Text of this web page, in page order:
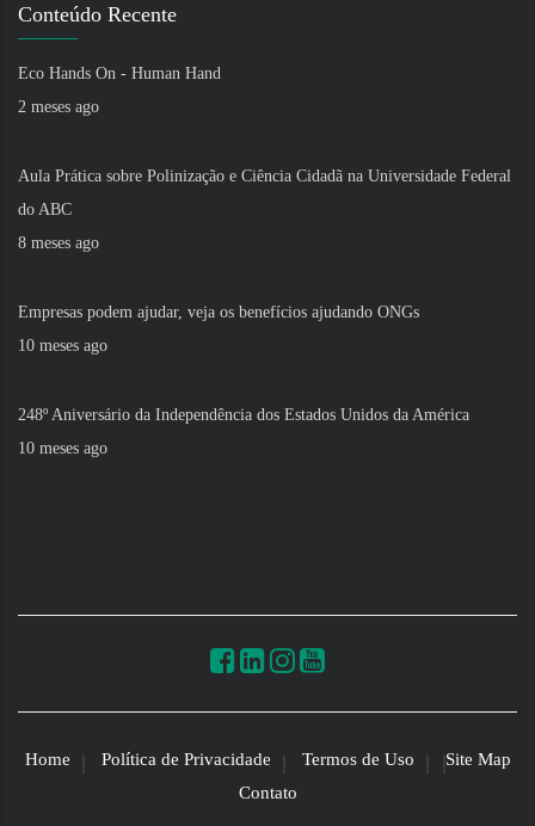
Conteúdo Recente
Eco Hands On - Human Hand
2 meses ago
Aula Prática sobre Polinização e Ciência Cidadã na Universidade Federal
do ABC
8 meses ago
Empresas podem ajudar, veja os benefícios ajudando ONGs
10 meses ago
248º Aniversário da Independência dos Estados Unidos da América
10 meses ago
Home Política de Privacidade Termos de Uso
Site Map
Contato